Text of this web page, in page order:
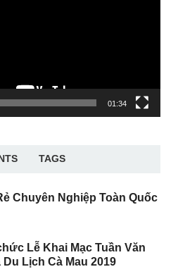
01:34
TAGS
Chuyên Nghiệp Toàn Quốc
Lễ Khai Mạc Tuần Văn
Du Lịch Cà Mau 2019